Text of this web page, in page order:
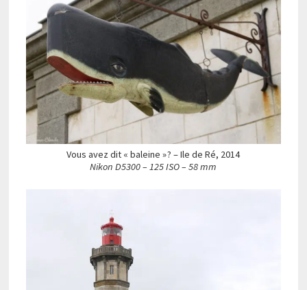
Vous avez dit « baleine » ? – Ile de Ré, 2014
Nikon D5300 – 125 ISO – 58 mm